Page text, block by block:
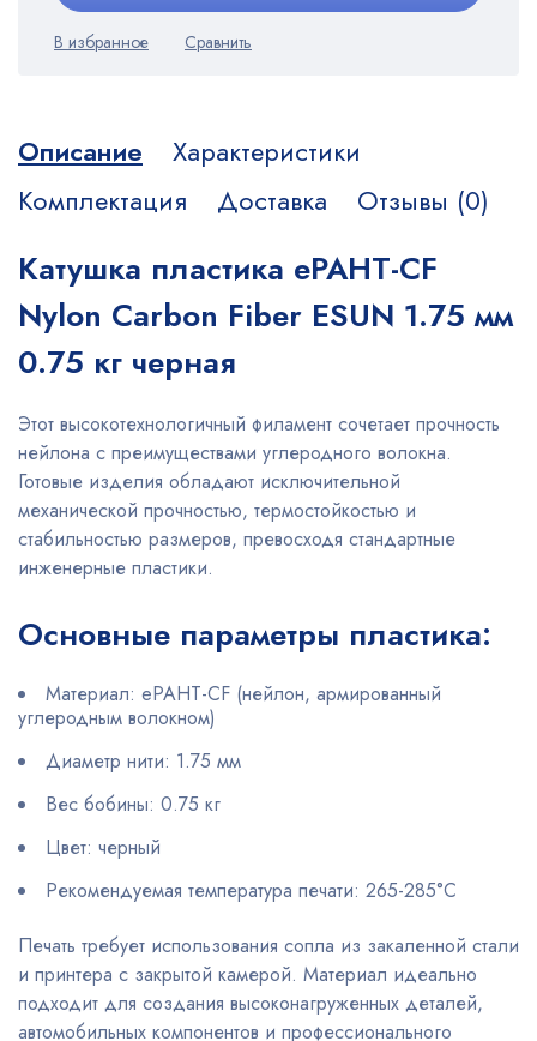
Описание
Характеристики
Комплектация
Доставка Отзывы (0)
Катушка пластика ePAHT-CF
Nylon Carbon Fiber ESUN 1.75 мм
0.75 кг черная
Этот высокотехнологичный филамент сочетает прочность
нейлона с преимуществами углеродного волокна.
Готовые изделия обладают исключительной
механической прочностью, термостойкостью и
стабильностью размеров, превосходя стандартные
инженерные пластики.
Основные параметры пластика:
Материал: ePAHT-CF (нейлон, армированный
углеродным волокном)
Диаметр нити: 1.75 мм
Вес бобины: 0.75 кг
Цвет: черный
Рекомендуемая температура печати: 265-285°C
Печать требует использования сопла из закаленной стали
и принтера с закрытой камерой. Материал идеально
подходит для создания высоконагруженных деталей,
автомобильных компонентов и профессионального